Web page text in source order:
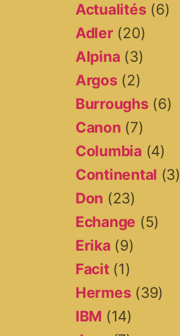
Actualités (6)
Adler(20)
Alpina (3)
Argos (2)
Burroughs (6)
Canon (7)
Columbia (4)
Continental (3)
Don (23)
Echange (5)
Erika (9)
Facit(1)
Hermes (39)
IBM (14)